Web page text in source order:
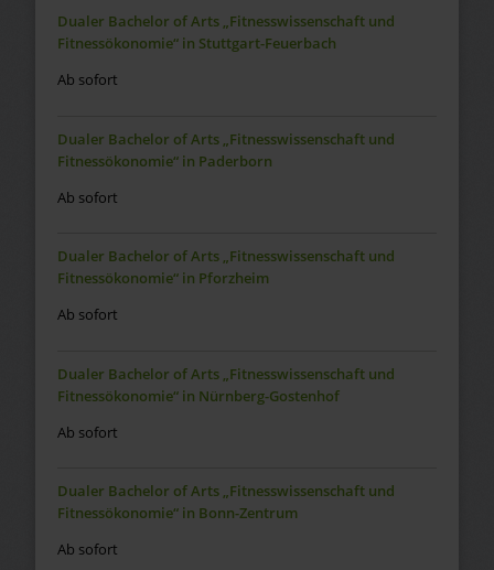
Dualer Bachelor of Arts „Fitnesswissenschaft und
Fitnessökonomie“ in Stuttgart-Feuerbach
Ab sofort
Dualer Bachelor of Arts „Fitnesswissenschaft und
Fitnessökonomie“ in Paderborn
Ab sofort
Dualer Bachelor of Arts „Fitnesswissenschaft und
Fitnessökonomie“ in Pforzheim
Ab sofort
Dualer Bachelor of Arts „Fitnesswissenschaft und
Fitnessökonomie“ in Nürnberg-Gostenhof
Ab sofort
Dualer Bachelor of Arts „Fitnesswissenschaft und
Fitnessökonomie“ in Bonn-Zentrum
Ab sofort